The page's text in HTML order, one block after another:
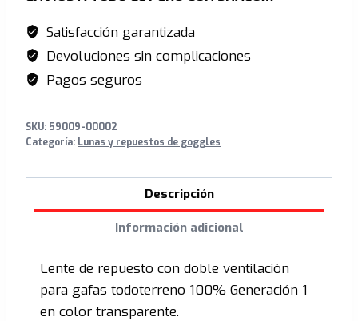
Dual
Smoke
Lens
Satisfacción garantizada
Devoluciones sin complicaciones
Pagos seguros
SKU: 59009-00002
Categoría: Lunas y repuestos de goggles
Descripción
Información adicional
Lente de repuesto con doble ventilación
para gafas todoterreno 100% Generación 1
en color transparente.